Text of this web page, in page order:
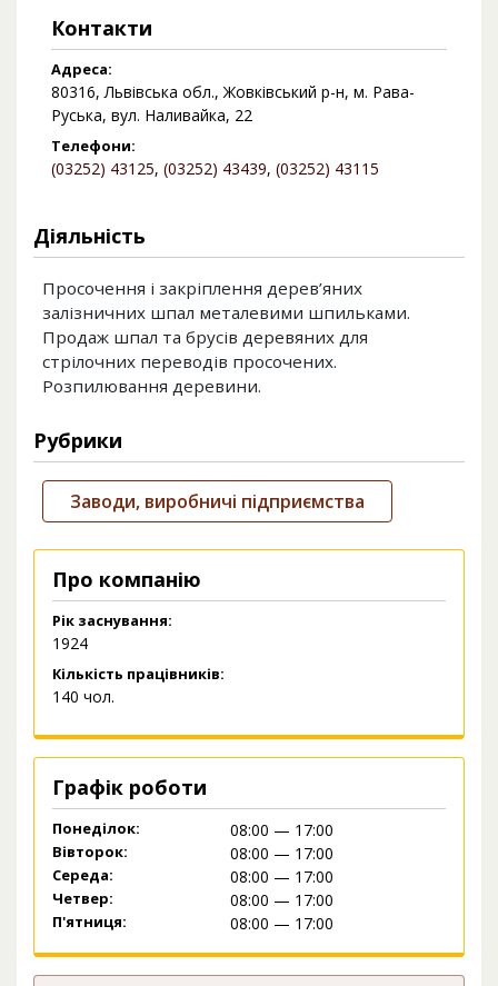
Контакти
Адреса:
80316, Львівська обл., Жовківський р-н, м. Рава-
Руська, вул. Наливайка, 22
Телефони:
(03252) 43125, (03252) 43439, (03252) 43115
Діяльність
Просочення і закріплення дерев’яних
залізничних шпал металевими шпильками.
Продаж шпал та брусів деревяних для
стрілочних переводів просочених.
Розпилювання деревини.
Рубрики
Заводи, виробничі підприємства
Про компанію
Рік заснування:
1924
Кількість працівників:
140 чол.
Графік роботи
Понеділок: 08:00 — 17:00
Вівторок: 08:00 — 17:00
Середа: 08:00 — 17:00
Четвер: 08:00 — 17:00
П'ятниця: 08:00 — 17:00